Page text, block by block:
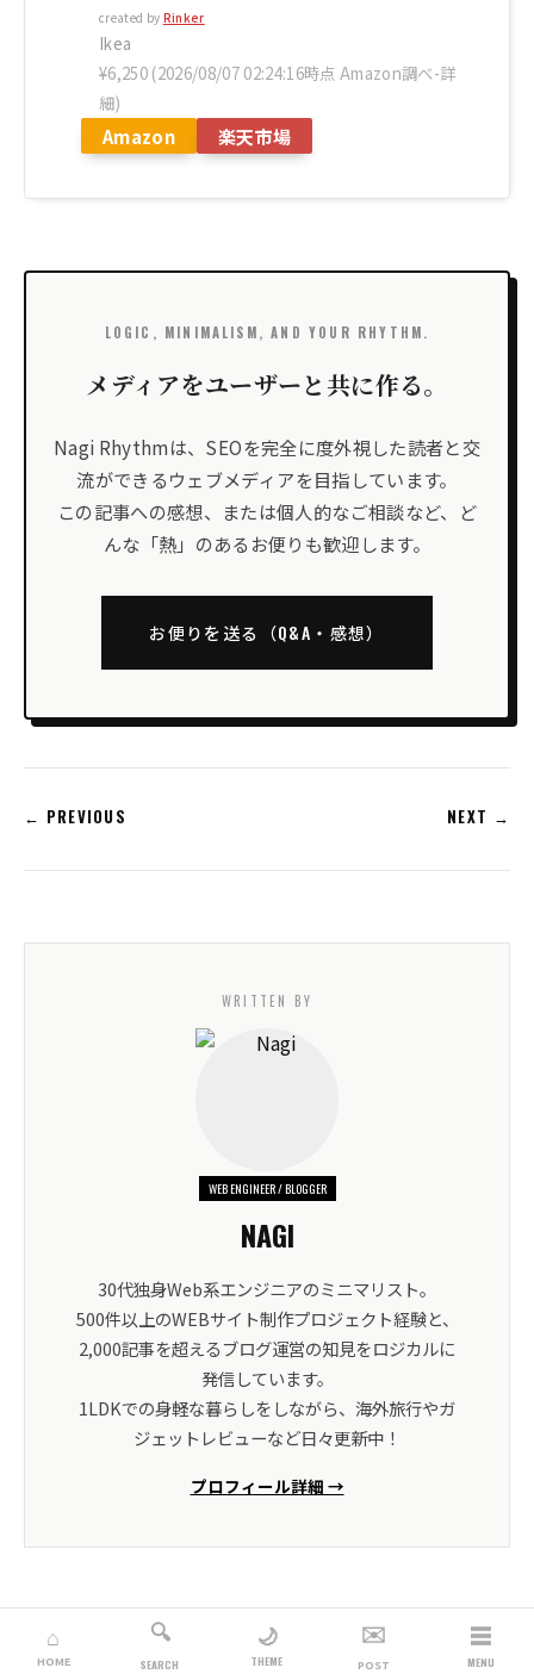
created by Rinker
Ikea
¥6,250 (2026/08/07 02:24:16時点 Amazon調べ-詳
細)
Amazon 楽天市場
LOGIC, MINIMALISM, AND YOUR RHYTHM.
メディアをユーザーと共に作る。
Nagi Rhythmは、SEOを完全に度外視した読者と交
流ができるウェブメディアを目指しています。
この記事への感想、または個人的なご相談など、ど
んな「熱」のあるお便りも歓迎します。
お便りを送る（Q&A・感想）
← PREVIOUS NEXT →
WRITTEN BY
WEB ENGINEER / BLOGGER
NAGI
30代独身Web系エンジニアのミニマリスト。
500件以上のWEBサイト制作プロジェクト経験と、
2,000記事を超えるブログ運営の知見をロジカルに
発信しています。
1LDKでの身軽な暮らしをしながら、海外旅行やガ
ジェットレビューなど日々更新中！
プロフィール詳細 →
SHARE
⌂
HOME
🔍
SEARCH
🌙
THEME
✉️
POST
☰
MENU